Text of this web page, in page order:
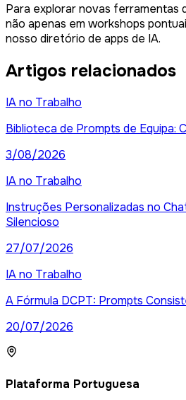
Para explorar novas ferramentas
não apenas em workshops
nosso diretório de apps de IA.
Artigos relacionados
IA no Trabalho
Biblioteca de Prompts de Equipa:
3/08/2026
IA no Trabalho
Instruções Personalizadas no
Silencioso
27/07/2026
IA no Trabalho
A Fórmula DCPT: Prompts
20/07/2026
Plataforma Portuguesa